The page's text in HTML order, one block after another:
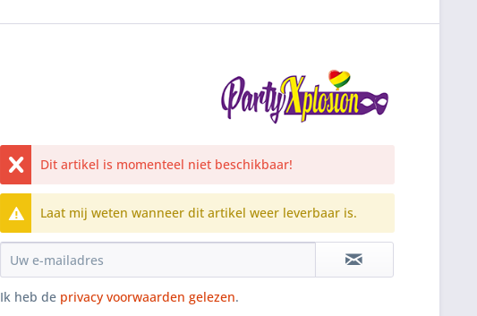
Dit artikel is momenteel niet beschikbaar!
Laat mij weten wanneer dit artikel weer leverbaar is.
Ik heb de privacy voorwaarden gelezen.